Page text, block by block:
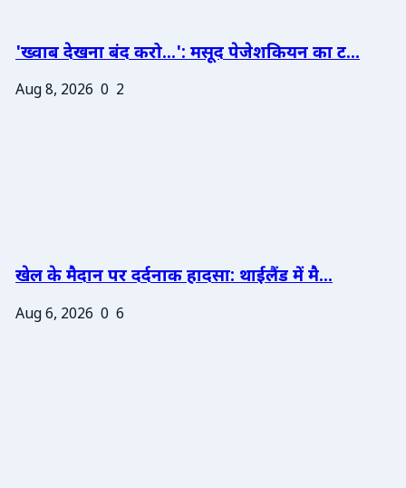
'ख्वाब देखना बंद करो...': मसूद पेजेशकियन का ट...
Aug 8, 2026 0 2
खेल के मैदान पर दर्दनाक हादसा: थाईलैंड में मै...
Aug 6, 2026 0 6